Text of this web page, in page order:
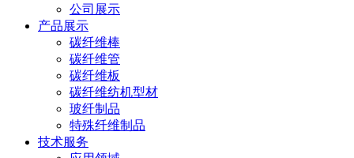
公司展示
产品展示
碳纤维棒
碳纤维管
碳纤维板
碳纤维纺机型材
玻纤制品
特殊纤维制品
技术服务